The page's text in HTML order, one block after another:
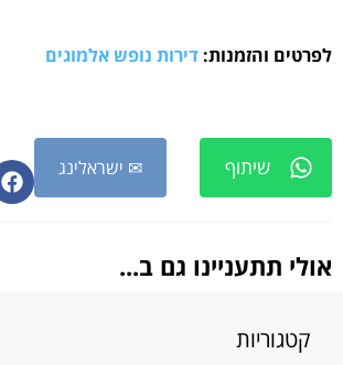
לפרטים והזמנות: דירות נופש אלמוגים
שיתוף ✉ ישראלינג
אולי תתעניינו גם ב...
קטגוריות